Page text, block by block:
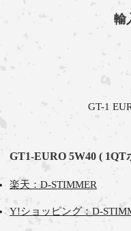
輸
GT-1
GT1-EURO 5W40 ( 1QT
楽天：D-STIMMER
Y!ショッピング：D-